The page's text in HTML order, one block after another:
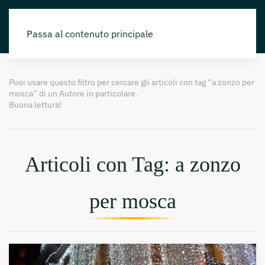
Passa al contenuto principale
Puoi usare questo filtro per cercare gli articoli con tag “a zonzo per
mosca” di un Autore in particolare.
Buona lettura!
Articoli con Tag: a zonzo
per mosca